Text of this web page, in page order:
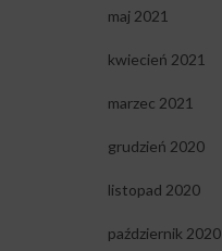
maj 2021
kwiecień 2021
marzec 2021
grudzień 2020
listopad 2020
październik 2020